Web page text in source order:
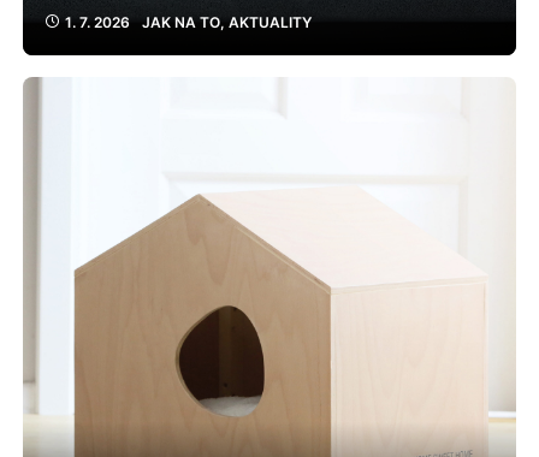
1. 7. 2026 JAK NA TO, AKTUALITY